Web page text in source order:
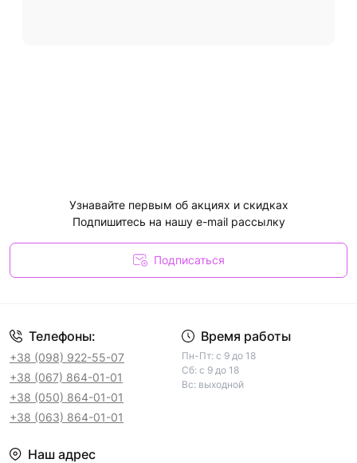
Узнавайте первым об акциях и скидках
Подпишитесь на нашу e-mail рассылку
Подписаться
Телефоны:
+38 (098) 922-55-07
+38 (067) 864-01-01
+38 (050) 864-01-01
+38 (063) 864-01-01
Время работы
Пн-Пт: с 9 до 18
Сб: с 9 до 18
Вс: выходной
Наш адрес